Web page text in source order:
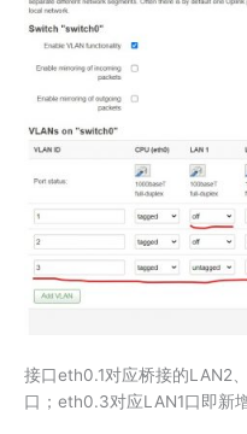
接口eth0.1对应桥接的LAN2
口；eth0.3对应LAN1口即新